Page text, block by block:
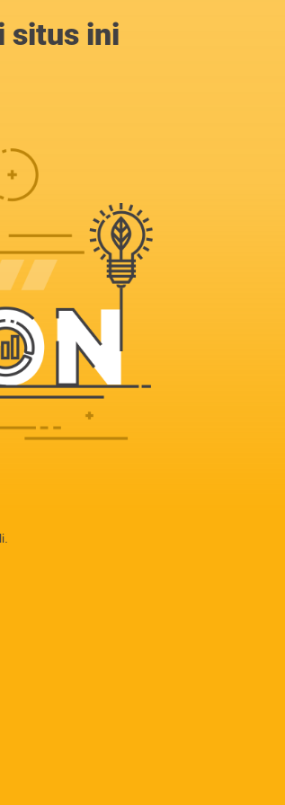
situs ini